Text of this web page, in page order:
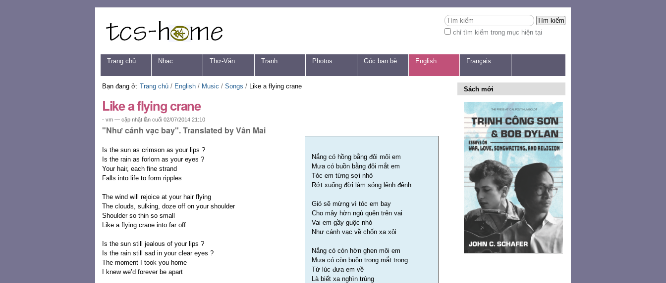
nội
dung.
Chuyển
đến
định
hướng
cụ
Tìm kiếm
chỉ tìm kiếm trong mục hiện tại
nâng
Navigation
Trang chủ Nhạc Thơ-Văn Tranh Photos Góc bạn bè English Français
Bạn đang ở: Trang chủ / English / Music / Songs / Like a flying crane
Like a flying crane
- vm — cập nhật lần cuối 02/07/2014 21:10
"Như cánh vạc bay". Translated by Vân Mai
Nắng có hồng bằng đôi môi em
Mưa có buồn bằng đôi mắt em
Tóc em từng sợi nhỏ
Rớt xuống đời làm sóng lênh đênh
Gió sẽ mừng vì tóc em bay
Cho mây hờn ngủ quên trên vai
Vai em gầy guộc nhỏ
Như cánh vạc về chốn xa xôi
Nắng có còn hờn ghen môi em
Mưa có còn buồn trong mắt trong
Từ lúc đưa em về
Là biết xa nghìn trùng
Is the sun as crimson as your lips ?
Is the rain as forlorn as your eyes ?
Your hair, each fine strand
Falls into life to form ripples
The wind will rejoice at your hair flying
The clouds, sulking, doze off on your shoulder
Shoulder so thin so small
Like a flying crane into far off
Is the sun still jealous of your lips ?
Is the rain still sad in your clear eyes ?
The moment I took you home
I knew we’d forever be apart
Sách mới